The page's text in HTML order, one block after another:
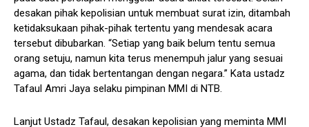
desakan pihak kepolisian untuk membuat surat izin, ditambah
ketidaksukaan pihak-pihak tertentu yang mendesak acara
tersebut dibubarkan. “Setiap yang baik belum tentu semua
orang setuju, namun kita terus menempuh jalur yang sesuai
agama, dan tidak bertentangan dengan negara.” Kata ustadz
Tafaul Amri Jaya selaku pimpinan MMI di NTB.
Lanjut Ustadz Tafaul, desakan kepolisian yang meminta MMI